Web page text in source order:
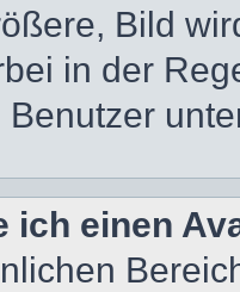
Bild
in der
ich einen